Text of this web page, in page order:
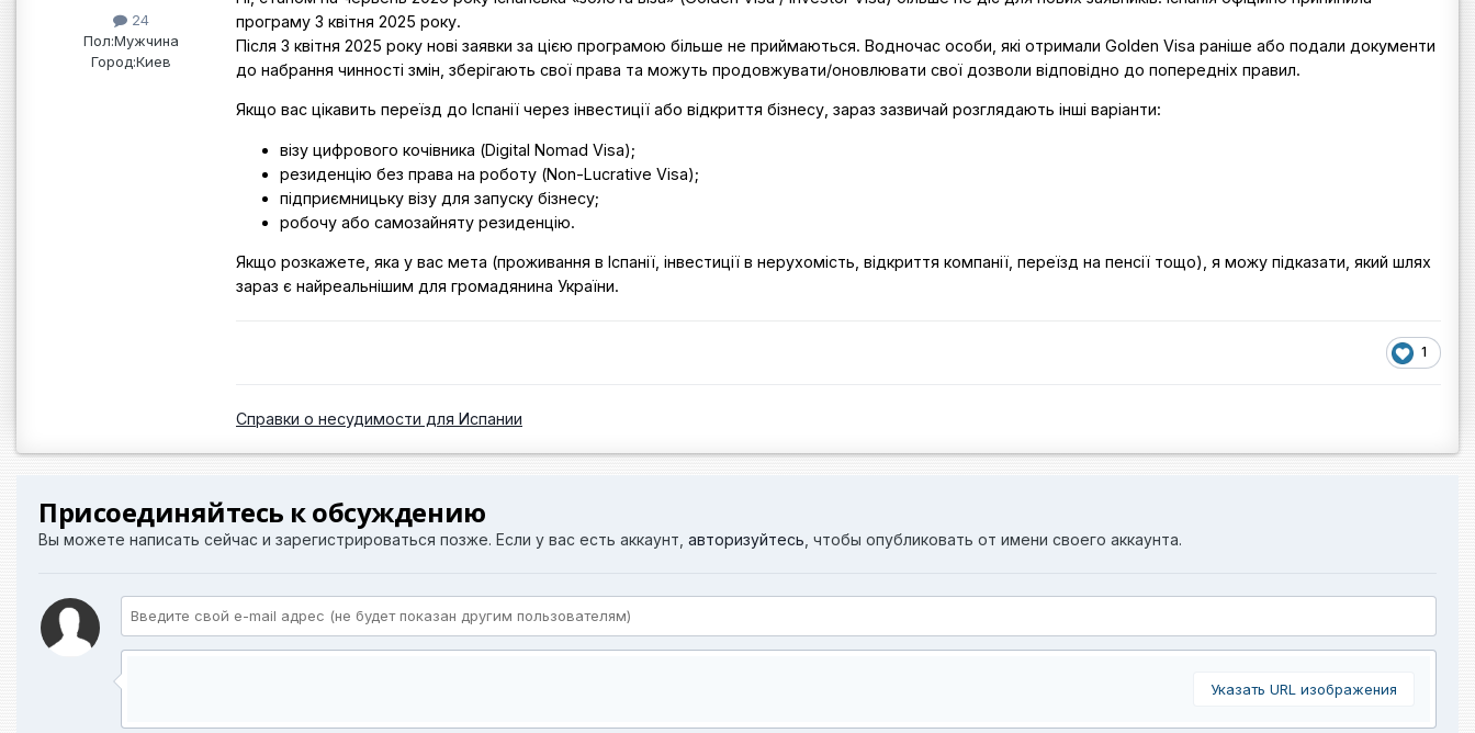
24
Пол:Мужчина
Город:Киев
програму 3 квітня 2025 року.
Після 3 квітня 2025 року нові заявки за цією програмою більше не приймаються. Водночас особи, які отримали Golden Visa раніше або подали документи
до набрання чинності змін, зберігають свої права та можуть продовжувати/оновлювати свої дозволи відповідно до попередніх правил.
Якщо вас цікавить переїзд до Іспанії через інвестиції або відкриття бізнесу, зараз зазвичай розглядають інші варіанти:
візу цифрового кочівника (Digital Nomad Visa);
резиденцію без права на роботу (Non-Lucrative Visa);
підприємницьку візу для запуску бізнесу;
робочу або самозайняту резиденцію.
Якщо розкажете, яка у вас мета (проживання в Іспанії, інвестиції в нерухомість, відкриття компанії, переїзд на пенсії тощо), я можу підказати, який шлях
зараз є найреальнішим для громадянина України.
1
Справки о несудимости для Испании
Присоединяйтесь к обсуждению
Вы можете написать сейчас и зарегистрироваться позже. Если у вас есть аккаунт, авторизуйтесь , чтобы опубликовать от имени своего аккаунта.
Указать URL изображения